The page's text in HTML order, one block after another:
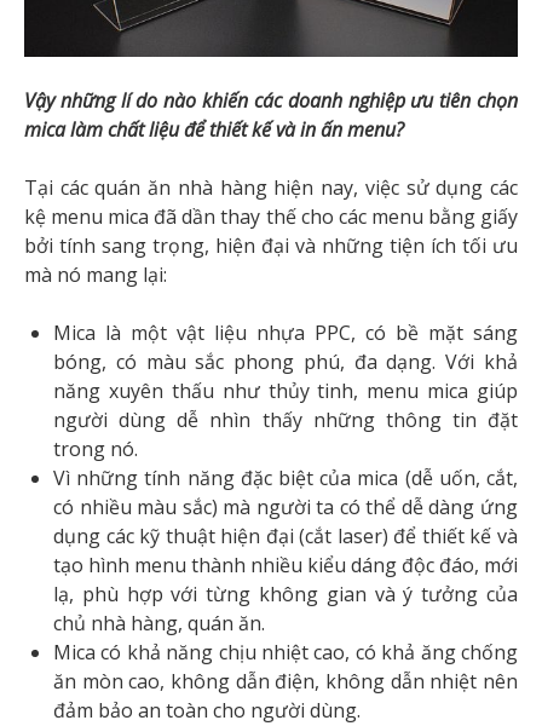
Vậy những lí do nào khiến các doanh nghiệp ưu tiên chọn
mica làm chất liệu để thiết kế và in ấn menu?
Tại các quán ăn nhà hàng hiện nay, việc sử dụng các
kệ menu mica đã dần thay thế cho các menu bằng giấy
bởi tính sang trọng, hiện đại và những tiện ích tối ưu
mà nó mang lại:
Mica là một vật liệu nhựa PPC, có bề mặt sáng
bóng, có màu sắc phong phú, đa dạng. Với khả
năng xuyên thấu như thủy tinh, menu mica giúp
người dùng dễ nhìn thấy những thông tin đặt
trong nó.
Vì những tính năng đặc biệt của mica (dễ uốn, cắt,
có nhiều màu sắc) mà người ta có thể dễ dàng ứng
dụng các kỹ thuật hiện đại (cắt laser) để thiết kế và
tạo hình menu thành nhiều kiểu dáng độc đáo, mới
lạ, phù hợp với từng không gian và ý tưởng của
chủ nhà hàng, quán ăn.
Mica có khả năng chịu nhiệt cao, có khả ăng chống
ăn mòn cao, không dẫn điện, không dẫn nhiệt nên
đảm bảo an toàn cho người dùng.